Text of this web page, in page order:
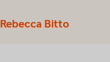
Bitto